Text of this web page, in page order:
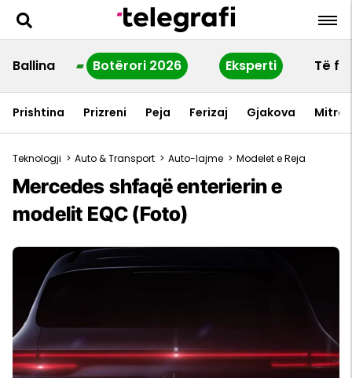
Ballina Botërori 2026 Eksperti Të
Prishtina Prizreni Peja Ferizaj Gjakova
Teknologji > Auto & Transport > Auto-lajme > Modelet e Reja
Mercedes shfaqë enterierin e
modelit EQC (Foto)